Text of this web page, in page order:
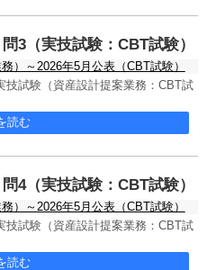
3（実技試験：CBT試験）
）～2026年5月公表（CBT試験）
技試験（資産設計提案業務：CBT試
読む
4（実技試験：CBT試験）
）～2026年5月公表（CBT試験）
技試験（資産設計提案業務：CBT試
読む